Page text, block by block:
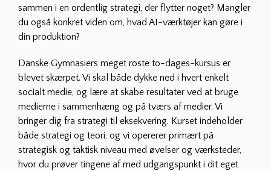
sammen i en ordentlig strategi, der flytter noget? Mangler
du også konkret viden om, hvad AI-værktøjer kan gøre i
din produktion?
Danske Gymnasiers meget roste to-dages-kursus er
blevet skærpet. Vi skal både dykke ned i hvert enkelt
socialt medie, og lære at skabe resultater ved at bruge
medierne i sammenhæng og på tværs af medier. Vi
bringer dig fra strategi til eksekvering. Kurset indeholder
både strategi og teori, og vi opererer primært på
strategisk og taktisk niveau med øvelser og værksteder,
hvor du prøver tingene af med udgangspunkt i dit eget